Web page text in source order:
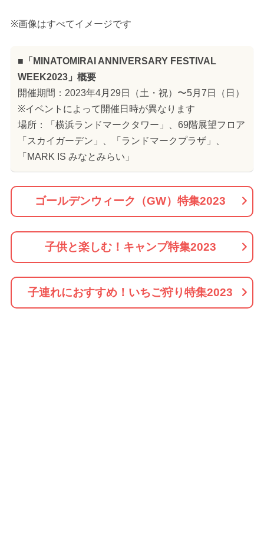
※画像はすべてイメージです
■「MINATOMIRAI ANNIVERSARY FESTIVAL
WEEK2023」概要
開催期間：2023年4月29日（土・祝）〜5月7日（日）
※イベントによって開催日時が異なります
場所：「横浜ランドマークタワー」、69階展望フロア
「スカイガーデン」、「ランドマークプラザ」、
「MARK IS みなとみらい」
ゴールデンウィーク（GW）特集2023
子供と楽しむ！キャンプ特集2023
子連れにおすすめ！いちご狩り特集2023